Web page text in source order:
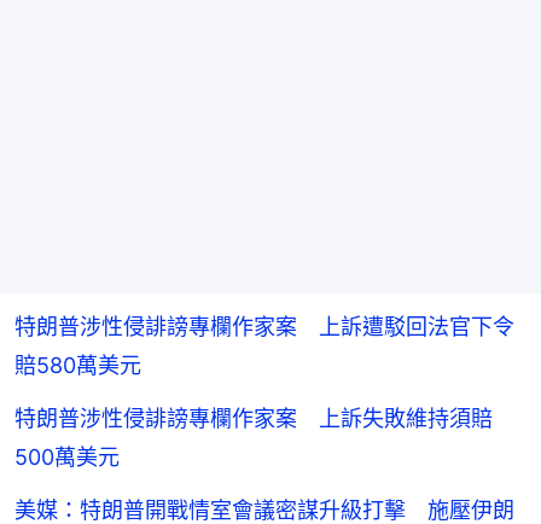
特朗普涉性侵誹謗專欄作家案 上訴遭駁回法官下令
賠580萬美元
特朗普涉性侵誹謗專欄作家案 上訴失敗維持須賠
500萬美元
美媒：特朗普開戰情室會議密謀升級打擊 施壓伊朗